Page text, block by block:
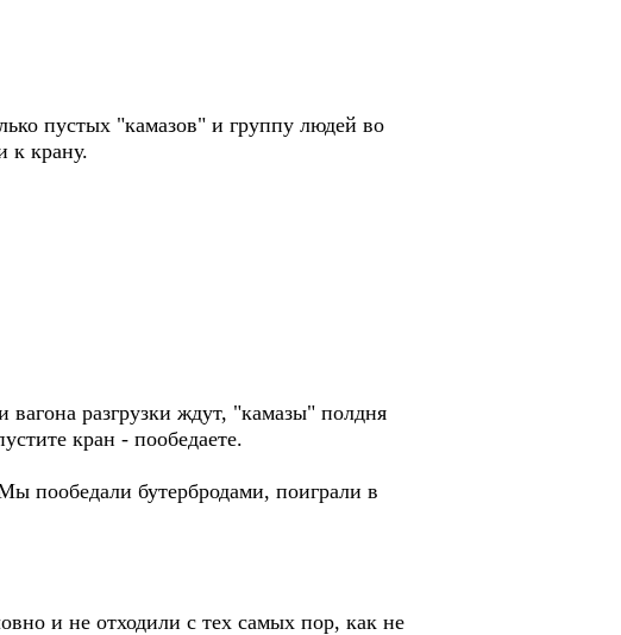
пустых "камазов" и группу людей во
к крану.
разгрузки ждут, "камазы" полдня
кран - пообедаете.
пообедали бутербродами, поиграли в
и не отходили с тех самых пор, как не